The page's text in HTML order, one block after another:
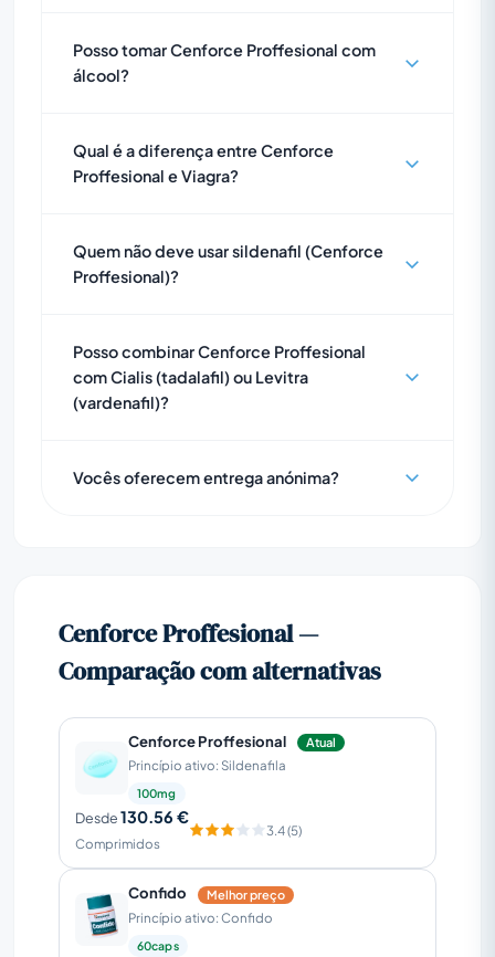
Posso tomar Cenforce Proffesional com
álcool?
Qual é a diferença entre Cenforce
Proffesional e Viagra?
Quem não deve usar sildenafil (Cenforce
Proffesional)?
Posso combinar Cenforce Proffesional
com Cialis (tadalafil) ou Levitra
(vardenafil)?
Vocês oferecem entrega anónima?
Cenforce Proffesional —
Comparação com alternativas
Cenforce Proffesional Atual
Princípio ativo: Sildenafila
100mg
Desde130.56 €
Comprimidos
3.4 (5)
Confido Melhor preço
Princípio ativo: Confido
60caps